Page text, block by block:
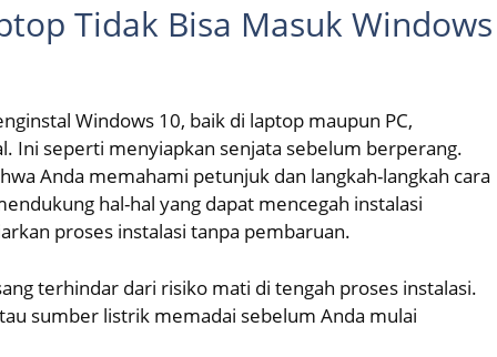
Tidak Bisa Masuk Windows
Windows 10, baik di laptop maupun PC,
Ini seperti menyiapkan senjata sebelum berperang.
Anda memahami petunjuk dan langkah-langkah cara
hal-hal yang dapat mencegah instalasi
proses instalasi tanpa pembaruan.
terhindar dari risiko mati di tengah proses instalasi.
sumber listrik memadai sebelum Anda mulai